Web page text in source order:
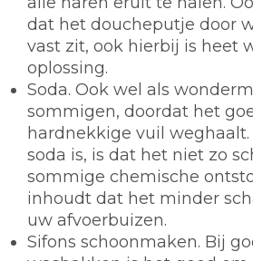
dat het doucheputje door
vast zit, ook hierbij is heet
oplossing.
Soda. Ook wel als
sommigen, doordat het
hardnekkige vuil weghaalt.
soda is, is dat het niet zo
sommige chemische
inhoudt dat het minder
uw afvoerbuizen.
Sifons schoonmaken. Bij